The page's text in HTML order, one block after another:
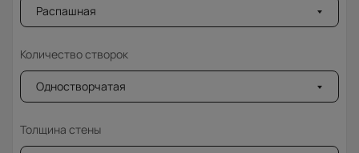
Распашная
Количество створок
Одностворчатая
Толщина стены